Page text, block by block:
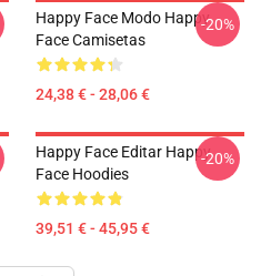
Happy Face Modo Happy
Face Camisetas
24,38 € - 28,06 €
-20%
Happy Face Editar Happy
Face Hoodies
39,51 € - 45,95 €
-20%